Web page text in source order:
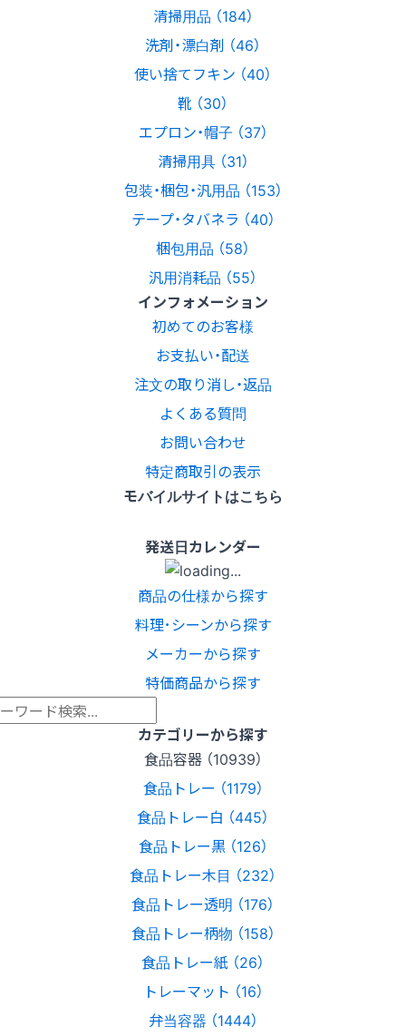
清掃用品 （184）
洗剤・漂白剤 （46）
使い捨てフキン （40）
靴 （30）
エプロン・帽子 （37）
清掃用具 （31）
包装・梱包・汎用品 （153）
テープ・タバネラ （40）
梱包用品 （58）
汎用消耗品 （55）
インフォメーション
初めてのお客様
お支払い・配送
注文の取り消し・返品
よくある質問
お問い合わせ
特定商取引の表示
モバイルサイトはこちら
発送日カレンダー
商品の仕様から探す
料理･シーンから探す
メーカーから探す
特価商品から探す
カテゴリーから探す
食品容器 （10939）
食品トレー （1179）
食品トレー白 （445）
食品トレー黒 （126）
食品トレー木目 （232）
食品トレー透明 （176）
食品トレー柄物 （158）
食品トレー紙 （26）
トレーマット （16）
弁当容器 （1444）